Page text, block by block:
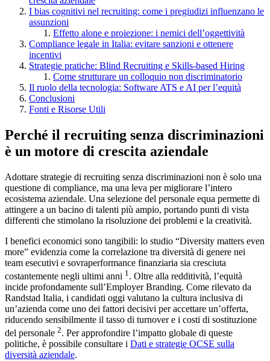
I bias cognitivi nel recruiting: come i pregiudizi influenzano le
assunzioni
Effetto alone e proiezione: i nemici dell’oggettività
Compliance legale in Italia: evitare sanzioni e ottenere
incentivi
Strategie pratiche: Blind Recruiting e Skills-based Hiring
Come strutturare un colloquio non discriminatorio
Il ruolo della tecnologia: Software ATS e AI per l’equità
Conclusioni
Fonti e Risorse Utili
Perché il recruiting senza discriminazioni
è un motore di crescita aziendale
Adottare strategie di recruiting senza discriminazioni non è solo una
questione di compliance, ma una leva per migliorare l’intero
ecosistema aziendale. Una selezione del personale equa permette di
attingere a un bacino di talenti più ampio, portando punti di vista
differenti che stimolano la risoluzione dei problemi e la creatività.
I benefici economici sono tangibili: lo studio “Diversity matters even
more” evidenzia come la correlazione tra diversità di genere nei
team esecutivi e sovraperformance finanziaria sia cresciuta
costantemente negli ultimi anni 1 . Oltre alla redditività, l’equità
incide profondamente sull’Employer Branding. Come rilevato da
Randstad Italia, i candidati oggi valutano la cultura inclusiva di
un’azienda come uno dei fattori decisivi per accettare un’offerta,
riducendo sensibilmente il tasso di turnover e i costi di sostituzione
del personale 2. Per approfondire l’impatto globale di queste
politiche, è possibile consultare i Dati e strategie OCSE sulla
diversità aziendale.